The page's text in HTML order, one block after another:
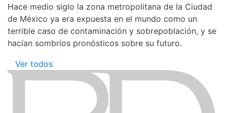
Hace medio siglo la zona metropolitana de la Ciudad
de México ya era expuesta en el mundo como un
terrible caso de contaminación y sobrepoblación, y se
hacían sombríos pronósticos sobre su futuro.
Ver todos